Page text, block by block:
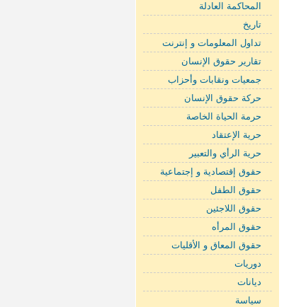
المحاكمة العادلة
تاريخ
تداول المعلومات و إنترنت
تقارير حقوق الإنسان
جمعيات ونقابات وأحزاب
حركة حقوق الإنسان
حرمة الحياة الخاصة
حرية الإعتقاد
حرية الرأي والتعبير
حقوق إقتصادية و إجتماعية
حقوق الطفل
حقوق اللاجئين
حقوق المرأه
حقوق المعاق و الأقليات
دوريات
ديانات
سياسة